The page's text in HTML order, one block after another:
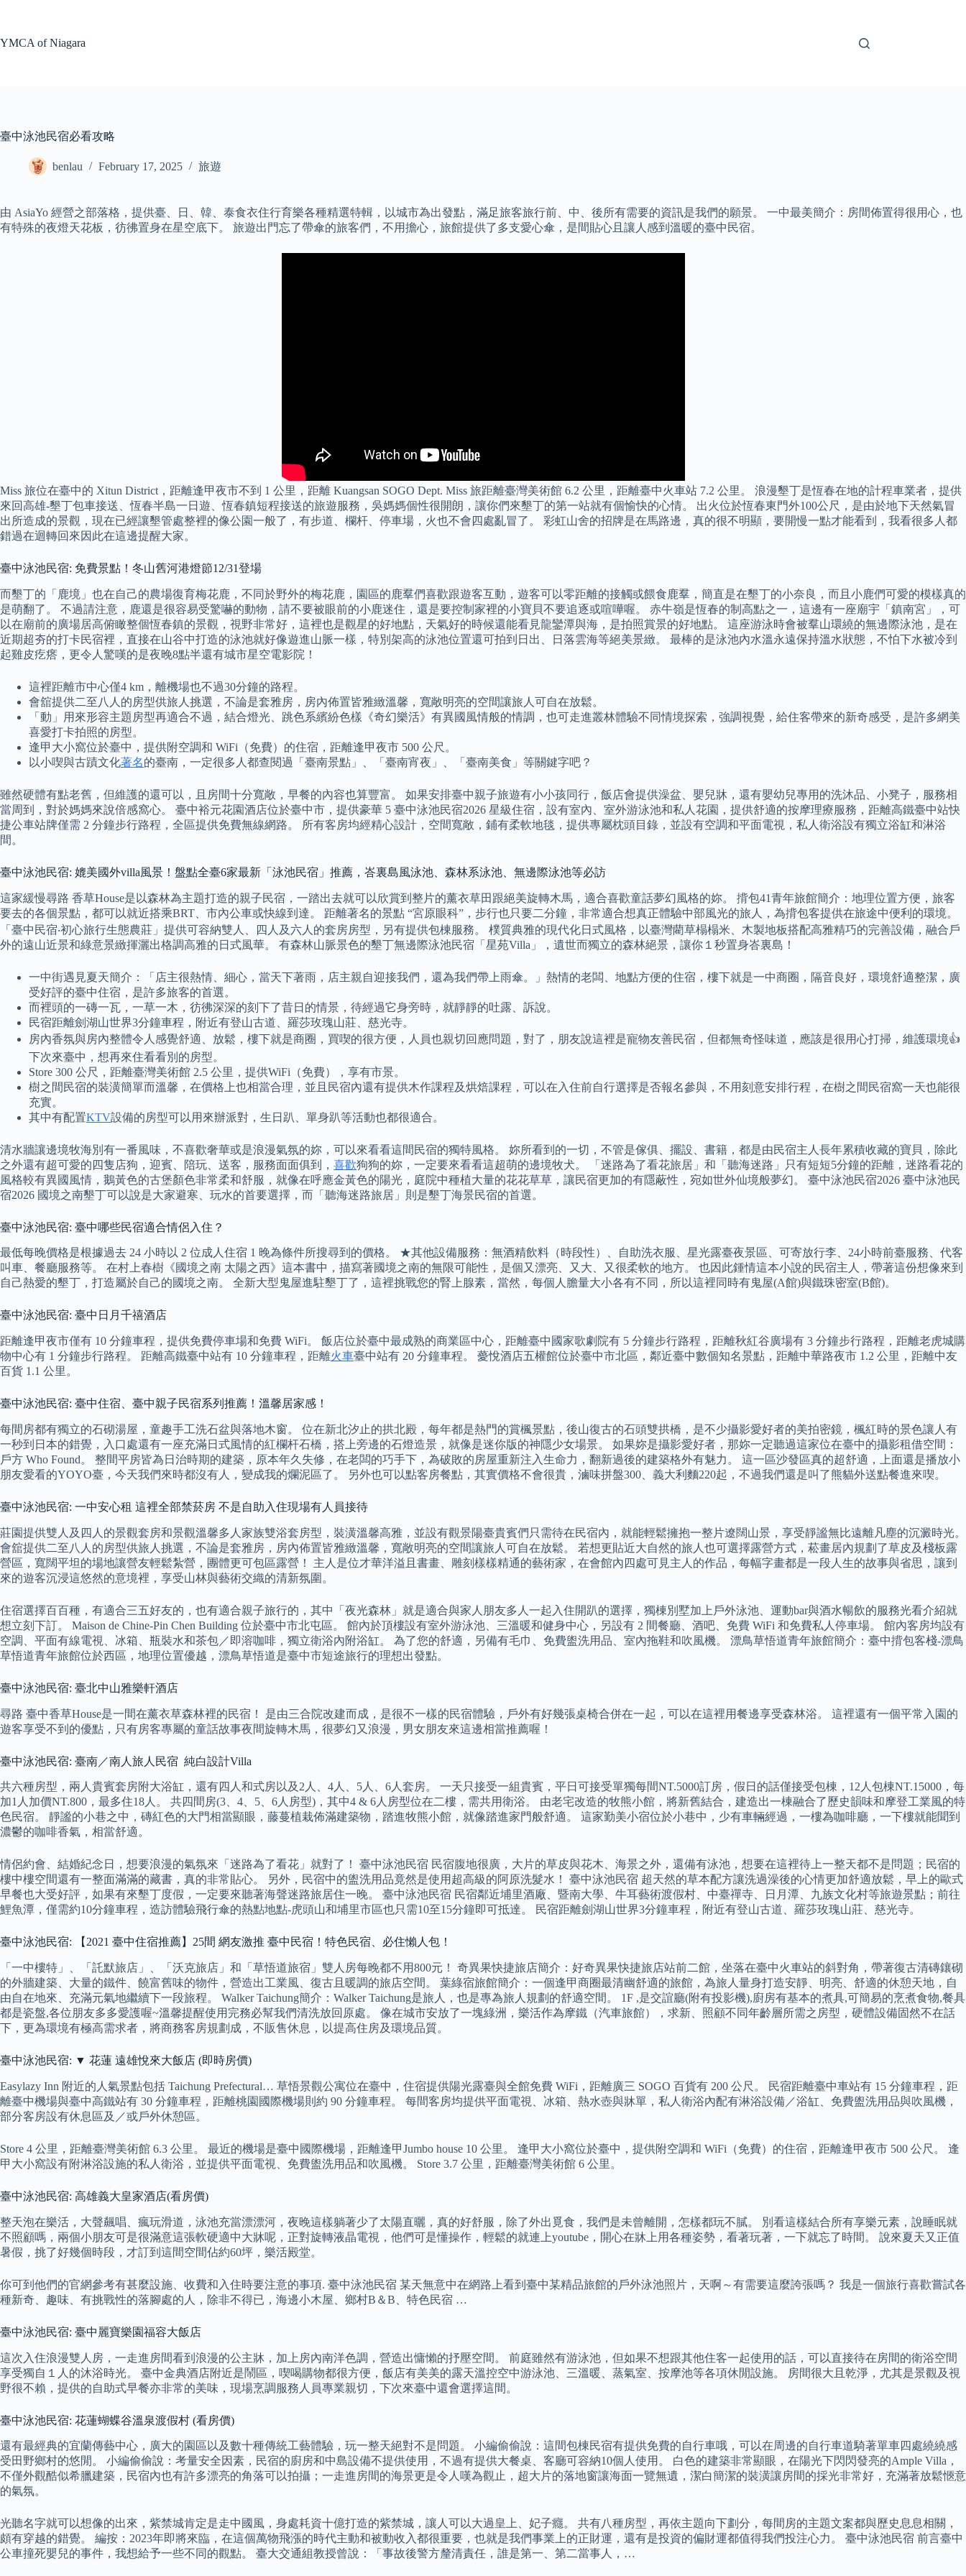
YMCA of Niagara
臺中泳池民宿必看攻略
benlau February 17, 2025 旅遊
由 AsiaYo 經營之部落格，提供臺、日、韓、泰食衣住行育樂各種精選特輯，以城市為出發點，滿足旅客旅行前、中、後所有需要的資訊是我們的願景。 一中最美簡介：房間佈置得很用心，也
有特殊的夜燈天花板，彷彿置身在星空底下。 旅遊出門忘了帶傘的旅客們，不用擔心，旅館提供了多支愛心傘，是間貼心且讓人感到溫暖的臺中民宿。
Miss 旅位在臺中的 Xitun District，距離逢甲夜市不到 1 公里，距離 Kuangsan SOGO Dept. Miss 旅距離臺灣美術館 6.2 公里，距離臺中火車站 7.2 公里。 浪漫墾丁是恆春在地的計程車業者，提供
來回高雄-墾丁包車接送、恆春半島一日遊、恆春鎮短程接送的旅遊服務，吳媽媽個性很開朗，讓你們來墾丁的第一站就有個愉快的心情。 出火位於恆春東門外100公尺，是由於地下天然氣冒
出所造成的景觀，現在已經讓墾管處整裡的像公園一般了，有步道、欄杆、停車場，火也不會四處亂冒了。 彩虹山舍的招牌是在馬路邊，真的很不明顯，要開慢一點才能看到，我看很多人都
錯過在迴轉回來因此在這邊提醒大家。
臺中泳池民宿: 免費景點！冬山舊河港燈節12/31登場
而墾丁的「鹿境」也在自己的農場復育梅花鹿，不同於野外的梅花鹿，園區的鹿羣們喜歡跟遊客互動，遊客可以零距離的接觸或餵食鹿羣，簡直是在墾丁的小奈良，而且小鹿們可愛的模樣真的
是萌翻了。 不過請注意，鹿還是很容易受驚嚇的動物，請不要被眼前的小鹿迷住，還是要控制家裡的小寶貝不要追逐或喧嘩喔。 赤牛嶺是恆春的制高點之一，這邊有一座廟宇「鎮南宮」，可
以在廟前的廣場居高俯瞰整個恆春鎮的景觀，視野非常好，這裡也是觀星的好地點，天氣好的時候還能看見龍鑾潭與海，是拍照賞景的好地點。 這座游泳時會被羣山環繞的無邊際泳池，是在
近期超夯的打卡民宿裡，直接在山谷中打造的泳池就好像遊進山脈一樣，特別架高的泳池位置還可拍到日出、日落雲海等絕美景緻。 最棒的是泳池內水溫永遠保持溫水狀態，不怕下水被冷到
起雞皮疙瘩，更令人驚嘆的是夜晚8點半還有城市星空電影院！
這裡距離市中心僅4 km，離機場也不過30分鐘的路程。
會舘提供二至八人的房型供旅人挑選，不論是套雅房，房內佈置皆雅緻溫馨，寬敞明亮的空間讓旅人可自在放鬆。
「動」用來形容主題房型再適合不過，結合燈光、跳色系繽紛色樣《奇幻樂活》有異國風情般的情調，也可走進叢林體驗不同情境探索，強調視覺，給住客帶來的新奇感受，是許多網美
喜愛打卡拍照的房型。
逢甲大小窩位於臺中，提供附空調和 WiFi（免費）的住宿，距離逢甲夜市 500 公尺。
以小喫與古蹟文化著名的臺南，一定很多人都查閱過「臺南景點」、「臺南宵夜」、「臺南美食」等關鍵字吧？
雖然硬體有點老舊，但維護的還可以，且房間十分寬敞，早餐的內容也算豐富。 如果安排臺中親子旅遊有小小孩同行，飯店會提供澡盆、嬰兒牀，還有嬰幼兒專用的洗沐品、小凳子，服務相
當周到，對於媽媽來說倍感窩心。 臺中裕元花園酒店位於臺中市，提供豪華 5 臺中泳池民宿2026 星級住宿，設有室內、室外游泳池和私人花園，提供舒適的按摩理療服務，距離高鐵臺中站快
捷公車站牌僅需 2 分鐘步行路程，全區提供免費無線網路。 所有客房均經精心設計，空間寬敞，鋪有柔軟地毯，提供專屬枕頭目錄，並設有空調和平面電視，私人衛浴設有獨立浴缸和淋浴
間。
臺中泳池民宿: 媲美國外villa風景！盤點全臺6家最新「泳池民宿」推薦，峇裏島風泳池、森林系泳池、無邊際泳池等必訪
這家緩慢尋路 香草House是以森林為主題打造的親子民宿，一踏出去就可以欣賞到整片的薰衣草田跟絕美旋轉木馬，適合喜歡童話夢幻風格的妳。 揹包41青年旅館簡介：地理位置方便，旅客
要去的各個景點，都可以就近搭乘BRT、市內公車或快線到達。 距離著名的景點 “宮原眼科”，步行也只要二分鐘，非常適合想真正體驗中部風光的旅人，為揹包客提供在旅途中便利的環境。
「臺中民宿‧初心旅行生態農莊」提供可容納雙人、四人及六人的套房房型，另有提供包棟服務。 樸質典雅的現代化日式風格，以臺灣藺草榻榻米、木製地板搭配高雅精巧的完善設備，融合戶
外的遠山近景和綠意景緻揮灑出格調高雅的日式風華。 有森林山脈景色的墾丁無邊際泳池民宿「星苑Villa」，遺世而獨立的森林絕景，讓你１秒置身峇裏島！
一中街遇見夏天簡介：「店主很熱情、細心，當天下著雨，店主親自迎接我們，還為我們帶上雨傘。」熱情的老闆、地點方便的住宿，樓下就是一中商圈，隔音良好，環境舒適整潔，廣
受好評的臺中住宿，是許多旅客的首選。
而裡頭的一磚一瓦，一草一木，彷彿深深的刻下了昔日的情景，待經過它身旁時，就靜靜的吐露、訴說。
民宿距離劍湖山世界3分鐘車程，附近有登山古道、羅莎玫瑰山莊、慈光寺。
房內香氛與房內整體令人感覺舒適、放鬆，樓下就是商圈，買喫的很方便，人員也親切回應問題，對了，朋友說這裡是寵物友善民宿，但都無奇怪味道，應該是很用心打掃，維護環境👍
下次來臺中，想再來住看看別的房型。
Store 300 公尺，距離臺灣美術館 2.5 公里，提供WiFi（免費），享有市景。
樹之間民宿的裝潢簡單而溫馨，在價格上也相當合理，並且民宿內還有提供木作課程及烘焙課程，可以在入住前自行選擇是否報名參與，不用刻意安排行程，在樹之間民宿窩一天也能很
充實。
其中有配置KTV設備的房型可以用來辦派對，生日趴、單身趴等活動也都很適合。
清水牆讓邊境牧海別有一番風味，不喜歡奢華或是浪漫氣氛的妳，可以來看看這間民宿的獨特風格。 妳所看到的一切，不管是傢俱、擺設、書籍，都是由民宿主人長年累積收藏的寶貝，除此
之外還有超可愛的四隻店狗，迎賓、陪玩、送客，服務面面俱到， 喜歡狗狗的妳，一定要來看看這超萌的邊境牧犬。 「迷路為了看花旅居」和「聽海迷路」只有短短5分鐘的距離，迷路看花的
風格較有異國風情，鵝黃色的古堡顏色非常柔和舒服，就像在呼應金黃色的陽光，庭院中種植大量的花花草草，讓民宿更加的有隱蔽性，宛如世外仙境般夢幻。 臺中泳池民宿2026 臺中泳池民
宿2026 國境之南墾丁可以說是大家避寒、玩水的首要選擇，而「聽海迷路旅居」則是墾丁海景民宿的首選。
臺中泳池民宿: 臺中哪些民宿適合情侶入住？
最低每晚價格是根據過去 24 小時以 2 位成人住宿 1 晚為條件所搜尋到的價格。 ★其他設備服務：無酒精飲料（時段性）、自助洗衣服、星光露臺夜景區、可寄放行李、24小時前臺服務、代客
叫車、餐廳服務等。 在村上春樹《國境之南 太陽之西》這本書中，描寫著國境之南的無限可能性，是個又漂亮、又大、又很柔軟的地方。 也因此鍾情這本小說的民宿主人，帶著這份想像來到
自己熱愛的墾丁，打造屬於自己的國境之南。 全新大型鬼屋進駐墾丁了，這裡挑戰您的腎上腺素，當然，每個人膽量大小各有不同，所以這裡同時有鬼屋(A館)與鐵珠密室(B館)。
臺中泳池民宿: 臺中日月千禧酒店
距離逢甲夜市僅有 10 分鐘車程，提供免費停車場和免費 WiFi。 飯店位於臺中最成熟的商業區中心，距離臺中國家歌劇院有 5 分鐘步行路程，距離秋紅谷廣場有 3 分鐘步行路程，距離老虎城購
物中心有 1 分鐘步行路程。 距離高鐵臺中站有 10 分鐘車程，距離火車臺中站有 20 分鐘車程。 薆悅酒店五權館位於臺中市北區，鄰近臺中數個知名景點，距離中華路夜市 1.2 公里，距離中友
百貨 1.1 公里。
臺中泳池民宿: 臺中住宿、臺中親子民宿系列推薦！溫馨居家感！
每間房都有獨立的石砌湯屋，童趣手工洗石盆與落地木窗。 位在新北汐止的拱北殿，每年都是熱門的賞楓景點，後山復古的石頭雙拱橋，是不少攝影愛好者的美拍密鏡，楓紅時的景色讓人有
一秒到日本的錯覺，入口處還有一座充滿日式風情的紅欄杆石橋，搭上旁邊的石燈造景，就像是迷你版的神隱少女場景。 如果妳是攝影愛好者，那妳一定聽過這家位在臺中的攝影租借空間：
戶方 Who Found。 整間平房皆為日治時期的建築，原本年久失修，在老闆的巧手下，為破敗的房屋重新注入生命力，翻新過後的建築格外有魅力。 這一區沙發區真的超舒適，上面還是播放小
朋友愛看的YOYO臺，今天我們來時都沒有人，變成我的爛泥區了。 另外也可以點客房餐點，其實價格不會很貴，滷味拼盤300、義大利麵220起，不過我們還是叫了熊貓外送點餐進來喫。
臺中泳池民宿: 一中安心租 這裡全部禁菸房 不是自助入住現場有人員接待
莊園提供雙人及四人的景觀套房和景觀溫馨多人家族雙浴套房型，裝潢溫馨高雅，並設有觀景陽臺貴賓們只需待在民宿內，就能輕鬆擁抱一整片遼闊山景，享受靜謐無比遠離凡塵的沉澱時光。
會舘提供二至八人的房型供旅人挑選，不論是套雅房，房內佈置皆雅緻溫馨，寬敞明亮的空間讓旅人可自在放鬆。 若想更貼近大自然的旅人也可選擇露營方式，菘畫居內規劃了草皮及棧板露
營區，寬闊平坦的場地讓營友輕鬆紮營，團體更可包區露營！ 主人是位才華洋溢且書畫、雕刻樣樣精通的藝術家，在會館內四處可見主人的作品，每幅字畫都是一段人生的故事與省思，讓到
來的遊客沉浸這悠然的意境裡，享受山林與藝術交織的清新氛圍。
住宿選擇百百種，有適合三五好友的，也有適合親子旅行的，其中「夜光森林」就是適合與家人朋友多人一起入住開趴的選擇，獨棟別墅加上戶外泳池、運動bar與酒水暢飲的服務光看介紹就
想立刻下訂。 Maison de Chine-Pin Chen Building 位於臺中市北屯區。 館內於頂樓設有室外游泳池、三溫暖和健身中心，另設有 2 間餐廳、酒吧、免費 WiFi 和免費私人停車場。 館內客房均設有
空調、平面有線電視、冰箱、瓶裝水和茶包／即溶咖啡，獨立衛浴內附浴缸。 為了您的舒適，另備有毛巾、免費盥洗用品、室內拖鞋和吹風機。 漂鳥草悟道青年旅館簡介：臺中揹包客棧-漂鳥
草悟道青年旅館位於西區，地理位置優越，漂鳥草悟道是臺中市短途旅行的理想出發點。
臺中泳池民宿: 臺北中山雅樂軒酒店
尋路 臺中香草House是一間在薰衣草森林裡的民宿！ 是由三合院改建而成，是很不一樣的民宿體驗，戶外有好幾張桌椅合併在一起，可以在這裡用餐邊享受森林浴。 這裡還有一個平常入園的
遊客享受不到的優點，只有房客專屬的童話故事夜間旋轉木馬，很夢幻又浪漫，男女朋友來這邊相當推薦喔！
臺中泳池民宿: 臺南／南人旅人民宿 純白設計Villa
共六種房型，兩人貴賓套房附大浴缸，還有四人和式房以及2人、4人、5人、6人套房。 一天只接受一組貴賓，平日可接受單獨每間NT.5000訂房，假日的話僅接受包棟，12人包棟NT.15000，每
加1人加價NT.800，最多住18人。 共四間房(3、4、5、6人房型)，其中4 & 6人房型位在二樓，需共用衛浴。 由老宅改造的牧熊小館，將新舊結合，建造出一棟融合了歷史韻味和摩登工業風的特
色民宿。 靜謐的小巷之中，磚紅色的大門相當顯眼，藤蔓植栽佈滿建築物，踏進牧熊小館，就像踏進家門般舒適。 這家勤美小宿位於小巷中，少有車輛經過，一樓為咖啡廳，一下樓就能聞到
濃鬱的咖啡香氣，相當舒適。
情侶約會、結婚紀念日，想要浪漫的氣氛來「迷路為了看花」就對了！ 臺中泳池民宿 民宿腹地很廣，大片的草皮與花木、海景之外，還備有泳池，想要在這裡待上一整天都不是問題；民宿的
樓中樓空間還有一整面滿滿的藏書，真的非常貼心。 另外，民宿中的盥洗用品竟然是使用超高級的阿原洗髮水！ 臺中泳池民宿 超天然的草本配方讓洗過澡後的心情更加舒適放鬆，早上的歐式
早餐也大受好評，如果有來墾丁度假，一定要來聽著海聲迷路旅居住一晚。 臺中泳池民宿 民宿鄰近埔里酒廠、暨南大學、牛耳藝術渡假村、中臺禪寺、日月潭、九族文化村等旅遊景點；前往
鯉魚潭，僅需約10分鐘車程，造訪體驗飛行傘的熱點地點-虎頭山和埔里市區也只需10至15分鐘即可抵達。 民宿距離劍湖山世界3分鐘車程，附近有登山古道、羅莎玫瑰山莊、慈光寺。
臺中泳池民宿: 【2021 臺中住宿推薦】25間 網友激推 臺中民宿！特色民宿、必住懶人包！
「一中樓特」、「託默旅店」、「沃克旅店」和「草悟道旅宿」雙人房每晚都不用800元！ 奇異果快捷旅店簡介：好奇異果快捷旅店站前二館，坐落在臺中火車站的斜對角，帶著復古清磚鑲砌
的外牆建築、大量的鐵件、饒富舊味的物件，營造出工業風、復古且暖調的旅店空間。 葉綠宿旅館簡介：一個逢甲商圈最清幽舒適的旅館，為旅人量身打造安靜、明亮、舒適的休憩天地，自
由自在地來、充滿元氣地繼續下一段旅程。 Walker Taichung簡介：Walker Taichung是旅人，也是專為旅人規劃的舒適空間。 1F ,是交誼廳(附有投影機),廚房有基本的煮具,可簡易的烹煮食物,餐具
都是瓷盤,各位朋友多多愛護喔~溫馨提醒使用完務必幫我們清洗放回原處。 像在城市安放了一塊綠洲，樂活作為摩鐵（汽車旅館），求新、照顧不同年齡層所需之房型，硬體設備固然不在話
下，更為環境有極高需求者，將商務客房規劃成，不販售休息，以提高住房及環境品質。
臺中泳池民宿: ▼ 花蓮 遠雄悅來大飯店 (即時房價)
Easylazy Inn 附近的人氣景點包括 Taichung Prefectural… 草悟景觀公寓位在臺中，住宿提供陽光露臺與全館免費 WiFi，距離廣三 SOGO 百貨有 200 公尺。 民宿距離臺中車站有 15 分鐘車程，距
離臺中機場與臺中高鐵站有 30 分鐘車程，距離桃園國際機場則約 90 分鐘車程。 每間客房均提供平面電視、冰箱、熱水壺與牀單，私人衛浴內配有淋浴設備／浴缸、免費盥洗用品與吹風機，
部分客房設有休息區及／或戶外休憩區。
Store 4 公里，距離臺灣美術館 6.3 公里。 最近的機場是臺中國際機場，距離逢甲Jumbo house 10 公里。 逢甲大小窩位於臺中，提供附空調和 WiFi（免費）的住宿，距離逢甲夜市 500 公尺。 逢
甲大小窩設有附淋浴設施的私人衛浴，並提供平面電視、免費盥洗用品和吹風機。 Store 3.7 公里，距離臺灣美術館 6 公里。
臺中泳池民宿: 高雄義大皇家酒店(看房價)
整天泡在樂活，大聲飆唱、瘋玩滑道，泳池充當漂漂河，夜晚這樣躺著少了太陽直曬，真的好舒服，除了外出覓食，我們是未曾離開，怎樣都玩不膩。 別看這樣結合所有享樂元素，說睡眠就
不照顧嗎，兩個小朋友可是很滿意這張軟硬適中大牀呢，正對旋轉液晶電視，他們可是懂操作，輕鬆的就連上youtube，開心在牀上用各種姿勢，看著玩著，一下就忘了時間。 說來夏天又正值
暑假，挑了好幾個時段，才訂到這間空間佔約60坪，樂活殿堂。
你可到他們的官網參考有甚麼設施、收費和入住時要注意的事項. 臺中泳池民宿 某天無意中在網路上看到臺中某精品旅館的戶外泳池照片，天啊～有需要這麼誇張嗎？ 我是一個旅行喜歡嘗試各
種新奇、趣味、有挑戰性的落腳處的人，除非不得已，海邊小木屋、鄉村B＆B、特色民宿 …
臺中泳池民宿: 臺中麗寶樂園福容大飯店
這次入住浪漫雙人房，一走進房間看到浪漫的公主牀，加上房內南洋色調，營造出慵懶的抒壓空間。 前庭雖然有游泳池，但如果不想跟其他住客一起使用的話，可以直接待在房間的衛浴空間
享受獨自１人的沐浴時光。 臺中金典酒店附近是鬧區，喫喝購物都很方便，飯店有美美的露天溫控空中游泳池、三溫暖、蒸氣室、按摩池等各項休閒設施。 房間很大且乾淨，尤其是景觀及視
野很不賴，提供的自助式早餐亦非常的美味，現場烹調服務人員專業親切，下次來臺中還會選擇這間。
臺中泳池民宿: 花蓮蝴蝶谷溫泉渡假村 (看房價)
還有最經典的宜蘭傳藝中心，廣大的園區以及數十種傳統工藝體驗，玩一整天絕對不是問題。 小編偷偷說：這間包棟民宿有提供免費的自行車哦，可以在周邊的自行車道騎著單車四處繞繞感
受田野鄉村的悠閒。 小編偷偷說：考量安全因素，民宿的廚房和中島設備不提供使用，不過有提供大餐桌、客廳可容納10個人使用。 白色的建築非常顯眼，在陽光下閃閃發亮的Ample Villa，
不僅外觀酷似希臘建築，民宿內也有許多漂亮的角落可以拍攝；一走進房間的海景更是令人嘆為觀止，超大片的落地窗讓海面一覽無遺，潔白簡潔的裝潢讓房間的採光非常好，充滿著放鬆愜意
的氣氛。
光聽名字就可以想像的出來，紫禁城肯定是走中國風，身處耗資十億打造的紫禁城，讓人可以大過皇上、妃子癮。 共有八種房型，再依主題向下劃分，每間房的主題文案都與歷史息息相關，
頗有穿越的錯覺。 編按：2023年即將來臨，在這個萬物飛漲的時代主動和被動收入都很重要，也就是我們事業上的正財運，還有是投資的偏財運都值得我們投注心力。 臺中泳池民宿 前言臺中
公車撞死嬰兒的事件，我想給予一些不同的觀點。 臺大交通組教授曾說：「事故後警方釐清責任，誰是第一、第二當事人，…